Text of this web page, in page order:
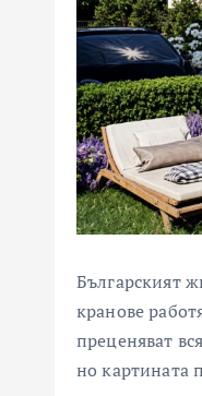
Българският
кранове
преценяват
но картината